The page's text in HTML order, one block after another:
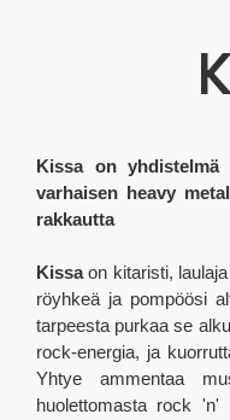
Kissa on yhdistelmä
varhaisen heavy
rakkautta
Kissaon kitaristi,
röyhkeä ja pompöösi
tarpeesta purkaa se
rock-energia, ja
Yhtye ammentaa
huolettomasta rock 'n'